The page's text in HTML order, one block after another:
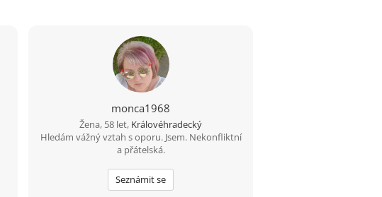
monca1968
Žena, 58 let, Královéhradecký
Hledám vážný vztah s oporu. Jsem. Nekonfliktní
a přátelská.
Seznámit se